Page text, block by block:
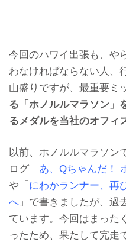
今回のハワイ出張も、や
わなければならない人、
山盛りですが、最重要ミ
る「ホノルルマラソン」
るメダルを当社のオフィ
以前、ホノルルマラソン
ログ「 あ、Qちゃんだ！
や「 にわかランナー、再
へ 」で書きましたが、過
ています。今回はまった
ったため、果たして完走